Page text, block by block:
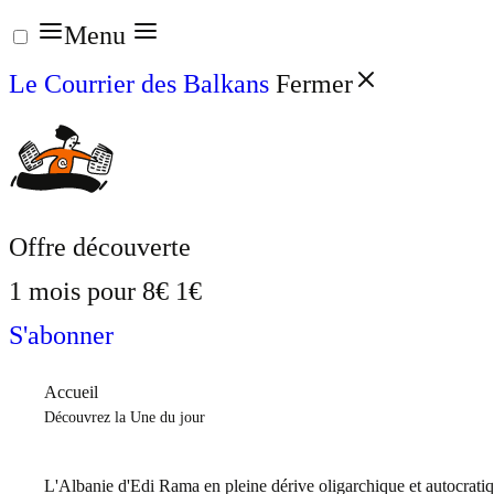
Aller
au
contenu
Menu
Le Courrier des Balkans Fermer
Offre découverte
1 mois pour 8€ 1€
S'abonner
Accueil
Découvrez la Une du jour
L'Albanie d'Edi Rama en pleine dérive oligarchique et